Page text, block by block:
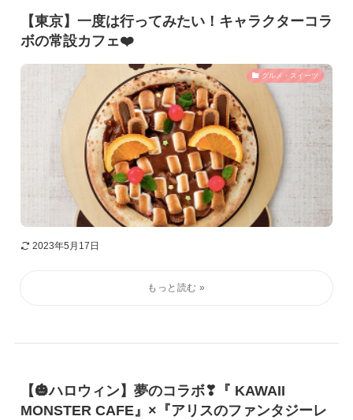
【東京】一度は行ってみたい！キャラクターコラ
ボの常設カフェ❤️
グルメ・スイーツ
2023年5月17日
【🎃ハロウィン】夢のコラボ❣『 KAWAII
MONSTER CAFE』×『アリスのファンタジーレ